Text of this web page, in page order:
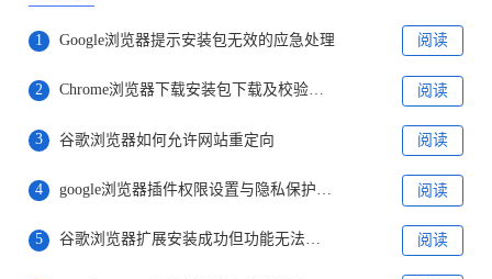
1 Google浏览器提示安装包无效的应急处理 阅读
2 Chrome浏览器下载安装包下载及校验工具使用方法教程 阅读
3 谷歌浏览器如何允许网站重定向 阅读
4 google浏览器插件权限设置与隐私保护评测 阅读
5 谷歌浏览器扩展安装成功但功能无法启用如何排查 阅读